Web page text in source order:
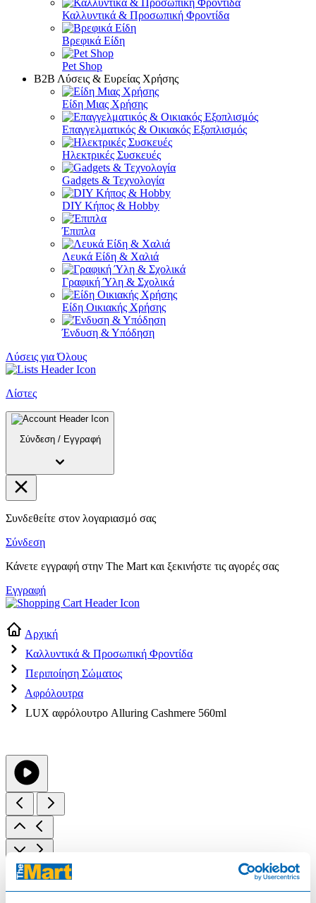
Καλλυντικά & Προσωπική Φροντίδα
Βρεφικά Είδη
Pet Shop
Β2Β Λύσεις & Ευρείας Χρήσης
Είδη Μιας Χρήσης
Επαγγελματικός & Οικιακός Εξοπλισμός
Ηλεκτρικές Συσκευές
Gadgets & Τεχνολογία
DIY Κήπος & Hobby
Έπιπλα
Λευκά Είδη & Χαλιά
Γραφική Ύλη & Σχολικά
Είδη Οικιακής Χρήσης
Ένδυση & Υπόδηση
Λύσεις για Όλους
Λίστες
Σύνδεση / Εγγραφή
Συνδεθείτε στον λογαριασμό σας
Σύνδεση
Κάνετε εγγραφή στην The Mart και ξεκινήστε τις αγορές σας
Εγγραφή
Αρχική
Καλλυντικά & Προσωπική Φροντίδα
Περιποίηση Σώματος
Αφρόλουτρα
LUX αφρόλουτρο Alluring Cashmere 560ml
205949